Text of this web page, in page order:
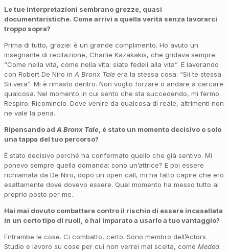
Le tue interpretazioni sembrano grezze, quasi
documentaristiche. Come arrivi a quella verità senza lavorarci
troppo sopra?
Prima di tutto, grazie: è un grande complimento. Ho avuto un
insegnante di recitazione, Charlie Kazakakis, che gridava sempre:
“Come nella vita, come nella vita: siate fedeli alla vita”. E lavorando
con Robert De Niro in A Bronx Tale era la stessa cosa: “Sii te stessa.
Sii vera”. Mi è rimasto dentro. Non voglio forzare o andare a cercare
qualcosa. Nel momento in cui sento che sta succedendo, mi fermo.
Respiro. Ricomincio. Deve venire da qualcosa di reale, altrimenti non
ne vale la pena.
Ripensando ad A Bronx Tale, è stato un momento decisivo o solo
una tappa del tuo percorso?
È stato decisivo perché ha confermato quello che già sentivo. Mi
ponevo sempre quella domanda: sono un’attrice? E poi essere
richiamata da De Niro, dopo un open call, mi ha fatto capire che ero
esattamente dove dovevo essere. Quel momento ha messo tutto al
proprio posto per me.
Hai mai dovuto combattere contro il rischio di essere incasellata
in un certo tipo di ruoli, o hai imparato a usarlo a tuo vantaggio?
Entrambe le cose. Ci combatto, certo. Sono membro dell’Actors
Studio e lavoro su cose per cui non verrei mai scelta, come Medea.